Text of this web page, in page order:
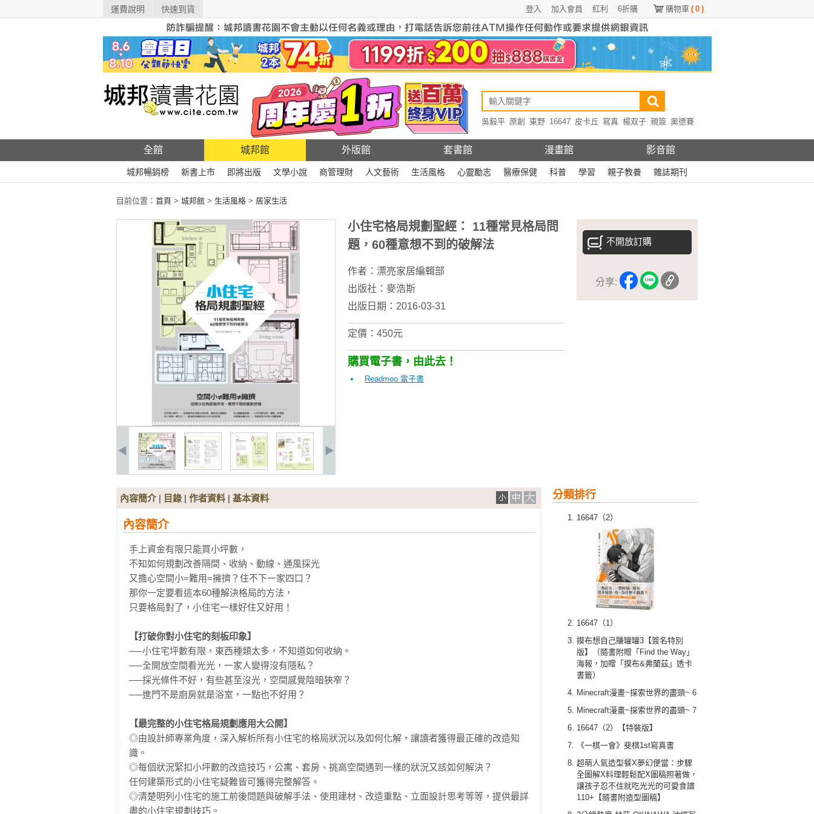
運費說明 快速到貨 購物車 ( 0 )
6折購
紅利
加入會員
登入
吳毅平 原創 東野 16647 皮卡丘 寫真 楊双子 親簽 奧德賽
全館 城邦館 外版館 套書館 漫畫館 影音館
城邦暢銷榜 新書上市 即將出版 文學小說 商管理財 人文藝術 生活風格 心靈勵志 醫療保健 科普 學習 親子教養 雜誌期刊
目前位置： 首頁 > 城邦館 > 生活風格 > 居家生活
不開放訂購
分享:
小住宅格局規劃聖經： 11種常見格局問
題，60種意想不到的破解法
作者： 漂亮家居編輯部
出版社： 麥浩斯
出版日期：2016-03-31
定價：450元
購買電子書，由此去！
Readmoo 電子書
分類排行
16647（2）
16647（1）
摸布想自己賺罐罐3【簽名特別
版】（隨書附贈「Find the Way」
海報，加贈「摸布&弗蘭茲」透卡
書籤）
Minecraft漫畫~探索世界的盡頭~ 6
Minecraft漫畫~探索世界的盡頭~ 7
16647（2）【特裝版】
《一棋一會》斐棋1st寫真書
超萌人氣造型餐X夢幻便當：步驟
全圖解X料理輕鬆配X圖稿照著做，
讓孩子忍不住就吃光光的可愛食譜
110+【隨書附造型圖稿】
內容簡介| 目錄 | 作者資料 | 基本資料
內容簡介
手上資金有限只能買小坪數，
不知如何規劃改善隔間、收納、動線、通風採光
又擔心空間小=難用=擁擠？住不下一家四口？
那你一定要看這本60種解決格局的方法，
只要格局對了，小住宅一樣好住又好用！
【打破你對小住宅的刻板印象】
──小住宅坪數有限，東西種類太多，不知道如何收納。
──全開放空間看光光，一家人變得沒有隱私？
──採光條件不好，有些甚至沒光，空間感覺陰暗狹窄？
──進門不是廚房就是浴室，一點也不好用？
【最完整的小住宅格局規劃應用大公開】
◎由設計師專業角度，深入解析所有小住宅的格局狀況以及如何化解，讓讀者獲得最正確的改造知
識。
◎每個狀況緊扣小坪數的改造技巧，公寓、套房、挑高空間遇到一樣的狀況又該如何解決？
任何建築形式的小住宅疑難皆可獲得完整解答。
◎清楚明列小住宅的施工前後問題與破解手法、使用建材、改造重點、立面設計思考等等，提供最詳
盡的小住宅規劃技巧。